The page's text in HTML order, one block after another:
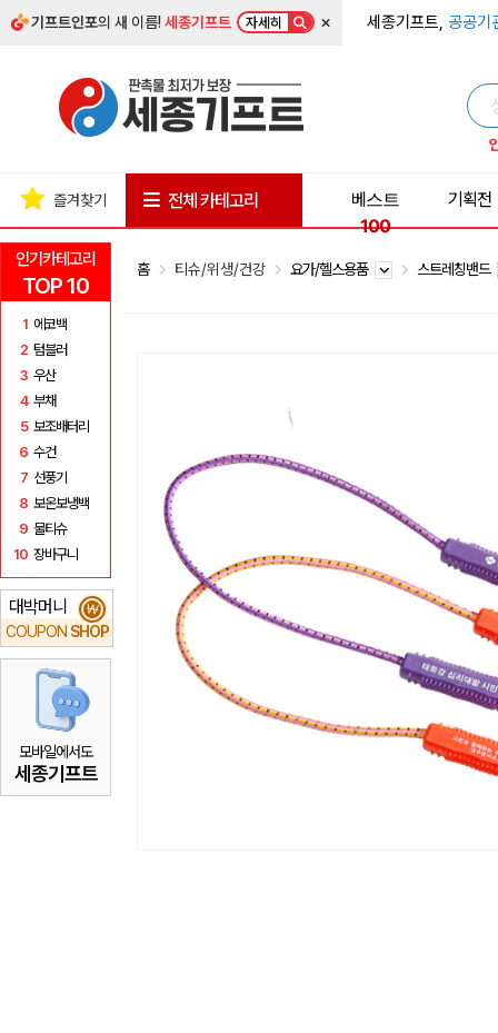
기프트인포의 새 이름!세종기프트 자세히 × 세종기프트, 공공기
인기카테고리
TOP 10
1 에코백
2 텀블러
3 우산
4 부채
5 보조배터리
6 수건
7 선풍기
8 보온보냉백
9 물티슈
10 장바구니
대박머니
COUPON SHOP
₩
모바일에서도
세종기프트
즐겨찾기 전체 카테고리
베스트
100
기획전
홈 티슈/위생/건강 요가/헬스용품 스트레칭밴드